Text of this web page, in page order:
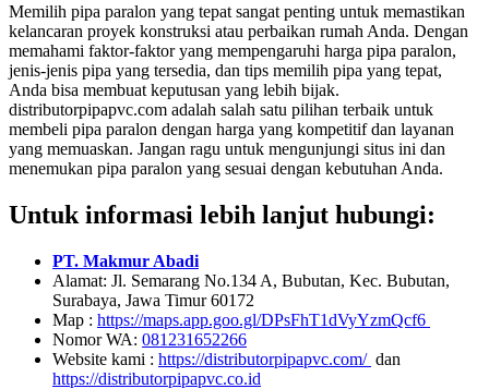
Memilih pipa paralon yang tepat sangat penting untuk memastikan
kelancaran proyek konstruksi atau perbaikan rumah Anda. Dengan
memahami faktor-faktor yang mempengaruhi harga pipa paralon,
jenis-jenis pipa yang tersedia, dan tips memilih pipa yang tepat,
Anda bisa membuat keputusan yang lebih bijak.
distributorpipapvc.com adalah salah satu pilihan terbaik untuk
membeli pipa paralon dengan harga yang kompetitif dan layanan
yang memuaskan. Jangan ragu untuk mengunjungi situs ini dan
menemukan pipa paralon yang sesuai dengan kebutuhan Anda.
Untuk informasi lebih lanjut hubungi:
PT. Makmur Abadi
Alamat: Jl. Semarang No.134 A, Bubutan, Kec. Bubutan,
Surabaya, Jawa Timur 60172
Map : https://maps.app.goo.gl/DPsFhT1dVyYzmQcf6
Nomor WA: 081231652266
Website kami : https://distributorpipapvc.com/ dan
https://distributorpipapvc.co.id